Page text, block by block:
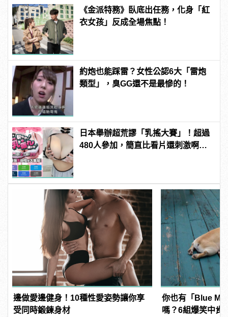
《金派特務》臥底出任務，化身「紅
衣女孩」反成全場焦點！
約炮也能踩雷？女性公認6大「雷炮
類型」，臭GG還不是最慘的！
日本舉辦超荒謬「乳搖大賽」！超過
480人參加，簡直比看片還刺激啊！ |
邊做愛邊健身！10種性愛姿勢讓你享
受同時鍛鍊身材
你也有「Blue
嗎？6組爆笑中肯